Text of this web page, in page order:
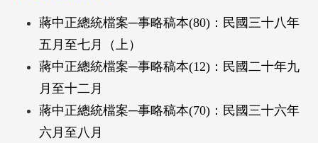
蔣中正總統檔案─事略稿本(80)：民國三十八年
五月至七月（上）
蔣中正總統檔案─事略稿本(12)：民國二十年九
月至十二月
蔣中正總統檔案─事略稿本(70)：民國三十六年
六月至八月